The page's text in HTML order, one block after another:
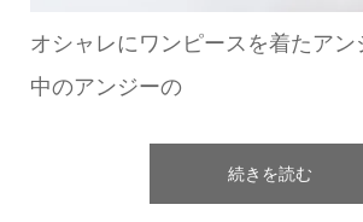
オシャレにワンピースを着たア
中のアンジーの
続きを読む